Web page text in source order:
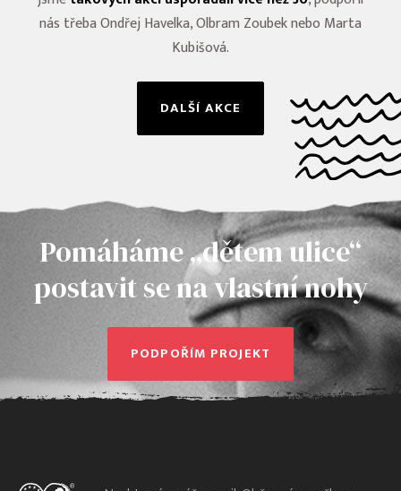
nás třeba Ondřej Havelka, Olbram Zoubek nebo Marta
Kubišová.
DALŠÍ AKCE
Pomáháme „dětem ulice“
postavit se na vlastní nohy
PODPOŘÍM PROJEKT